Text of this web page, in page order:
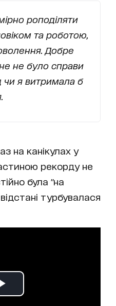
роподіляти
та роботою,
Добре
не було справи
чи я витримала б
на канікулах у
рекорду не
була "на
турбувалася